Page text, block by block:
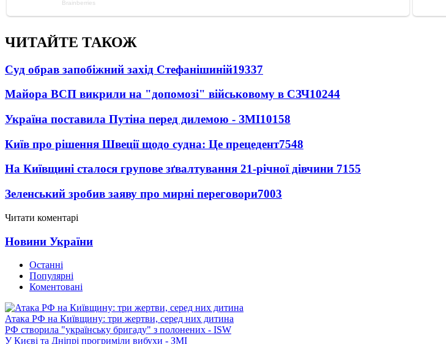
ЧИТАЙТЕ ТАКОЖ
Суд обрав запобіжний захід Стефанішиній19337
Майора ВСП викрили на "допомозі" військовому в СЗЧ10244
Україна поставила Путіна перед дилемою - ЗМІ10158
Київ про рішення Швеції щодо судна: Це прецедент7548
На Київщині сталося групове зґвалтування 21-річної дівчини 7155
Зеленський зробив заяву про мирні переговори7003
Читати коментарі
Новини України
Останні
Популярні
Коментовані
Атака РФ на Київщину: три жертви, серед них дитина
РФ створила "українську бригаду" з полонених - ISW
У Києві та Дніпрі прогриміли вибухи - ЗМІ